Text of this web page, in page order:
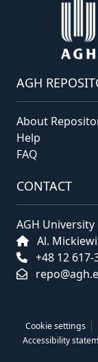
AGH
About
Help
FAQ
CONTACT
AGH
Al.
+48 12 617-
Cookie settings
Accessibility